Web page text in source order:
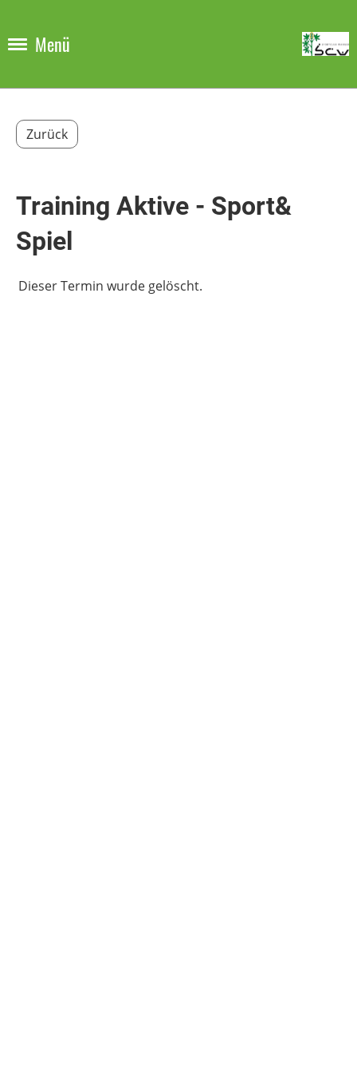
Menü
Zurück
Training Aktive - Sport&
Spiel
Dieser Termin wurde gelöscht.